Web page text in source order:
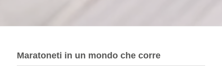
Maratoneti in un mondo che corre